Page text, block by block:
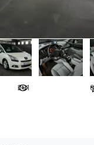
291 0